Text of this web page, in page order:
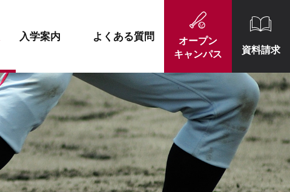
施設紹介
就職実績一覧
入学案内 よくある質問
オープン
キャンパス
資料請求